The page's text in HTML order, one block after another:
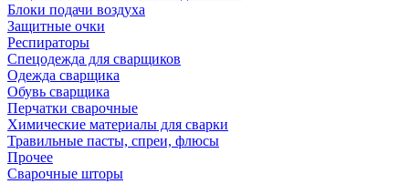
Блоки подачи воздуха
Защитные очки
Респираторы
Спецодежда для сварщиков
Одежда сварщика
Обувь сварщика
Перчатки сварочные
Химические материалы для сварки
Травильные пасты, спреи, флюсы
Прочее
Сварочные шторы